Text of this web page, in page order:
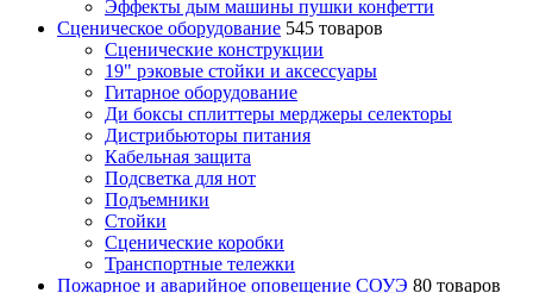
Эффекты дым машины пушки конфетти
Сценическое оборудование 545 товаров
Сценические конструкции
19" рэковые стойки и аксесcуары
Гитарное оборудование
Ди боксы сплиттеры мерджеры селекторы
Дистрибьюторы питания
Кабельная защита
Подсветка для нот
Подъемники
Стойки
Сценические коробки
Транспортные тележки
Пожарное и аварийное оповещение СОУЭ 80 товаров